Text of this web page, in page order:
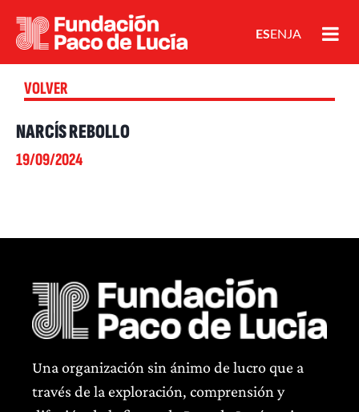
VOLVER
NARCÍS REBOLLO
19/09/2024
Una organización sin ánimo de lucro que a
través de la exploración, comprensión y
ENJA
ES